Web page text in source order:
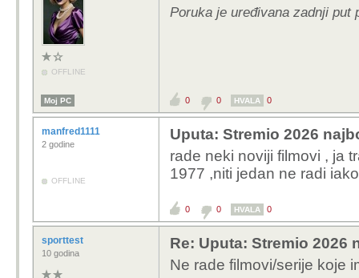
OFFLINE
Poruka je uređivana zadnji put
Moj PC 0 0 HVALA 0
manfred1111
2 godine
OFFLINE
Uputa: Stremio 2026
rade neki noviji filmovi , ja
1977 ,niti jedan ne radi
0 0 HVALA 0
sporttest
10 godina
Re: Uputa: Stremio 2026
Ne rade filmovi/serije koje